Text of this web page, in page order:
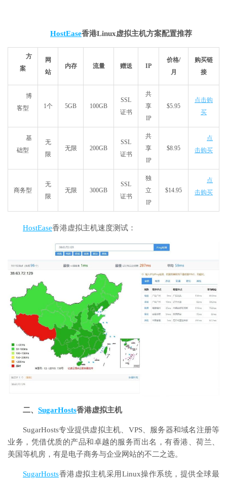
HostEase香港Linux虚拟主机方案配置推荐
方
案
网
站
内存 流量 赠送 IP
价格/
月
购买链
接
博
客型
1个 5GB 100GB
SSL
证书
共
享
IP
$5.95
点击购
买
基
础型
无
限
无限 200GB
SSL
证书
共
享
IP
$8.95
点
击购买
商务型
无
限
无限 300GB
SSL
证书
独
立
IP
$14.95
点
击购买
HostEase香港虚拟主机速度测试：
二、 SugarHosts香港虚拟主机
SugarHosts专业提供虚拟主机、VPS、服务器和域名注册等
业务，凭借优质的产品和卓越的服务而出名，有香港、荷兰、
美国等机房，有是电子商务与企业网站的不二之选。
SugarHosts香港虚拟主机采用Linux操作系统，提供全球最